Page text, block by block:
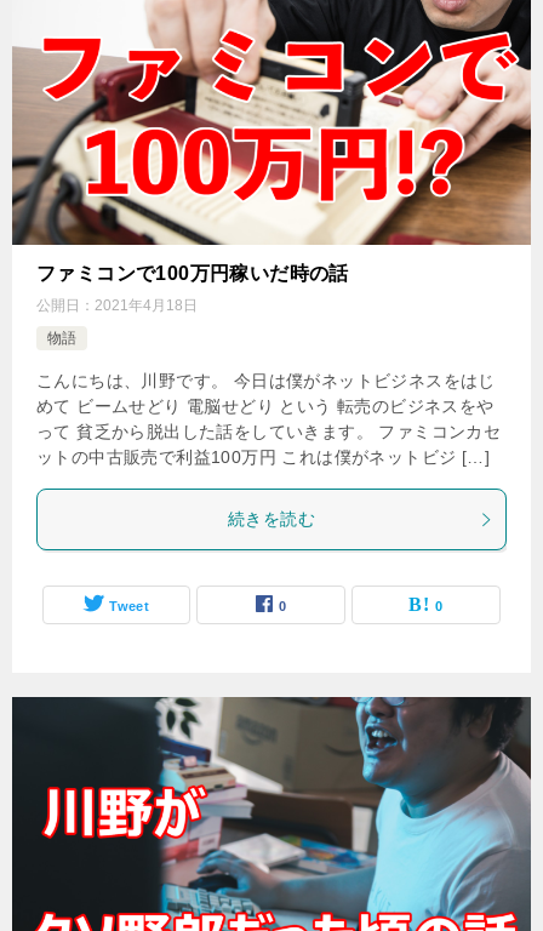
ファミコンで100万円稼いだ時の話
公開日： 2021年4月18日
物語
こんにちは、川野です。 今日は僕がネットビジネスをはじ
めて ビームせどり 電脳せどり という 転売のビジネスをや
って 貧乏から脱出した話をしていきます。 ファミコンカセ
ットの中古販売で利益100万円 これは僕がネットビジ […]
続きを読む
Tweet 0 0